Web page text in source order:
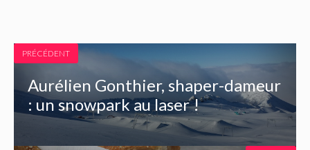
PRÉCÉDENT
Aurélien Gonthier, shaper-dameur
: un snowpark au laser !